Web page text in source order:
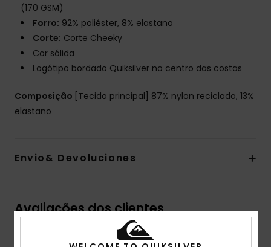
(170 GSM)
Forro: 92% poliéster, 8% elastano
Corte: Corte Cheeky
Cor sólida
Logótipo bordado Quiksilver no centro das costas
Composição [Tecido principal] 87% nylon reciclado, 13%
elastano
Envio& Devoluciones
Avaliações dos clientes